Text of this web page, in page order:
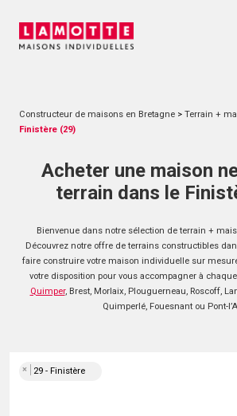
Constructeur de maisons en Bretagne > Terrain +
Finistère (29)
Acheter une maison
terrain dans le
Bienvenue dans notre sélection de terrain +
Découvrez notre offre de terrains constructibles
faire construire votre maison individuelle sur
votre disposition pour vous accompagner à chaque
Quimper, Brest, Morlaix, Plouguerneau, Roscoff,
Quimperlé, Fouesnant ou Pont-
× 29 - Finistère